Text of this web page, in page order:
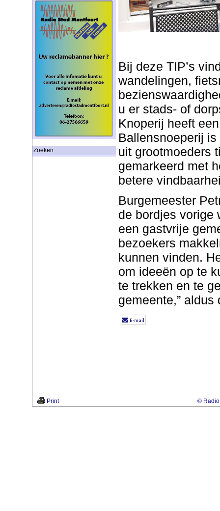
Zoeken
Bij deze TIP’s
wandelingen,
u er stads- of
Knoperij heeft
Ballensnoeperij
uit grootmoeders
gemarkeerd met
betere
Burgemeester
de bordjes vorige
een gastvrije
bezoekers
kunnen vinden.
om ideeën op te
te trekken en te
gemeente,” aldus
Print © Radio